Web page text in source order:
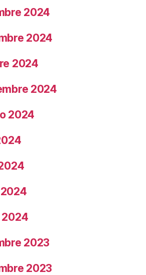
2024
2024
2024
2024
2024
2024
2023
2023